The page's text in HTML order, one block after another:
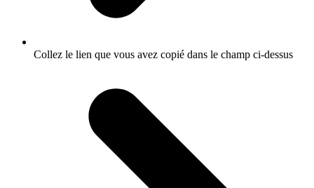
Collez le lien que vous avez copié dans le champ ci-dessus